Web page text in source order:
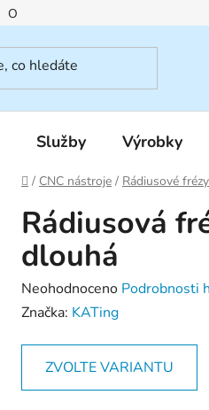
O nás
Služby Výrobky
Domů
/ CNC nástroje / Rádiusové frézy
Rádiusová
dlouhá
Průměrné
hodnocení
Neohodnoceno Podrobnosti
Značka: KATing
ZVOLTE VARIANTU